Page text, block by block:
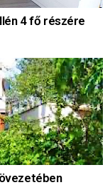
4 fő részére